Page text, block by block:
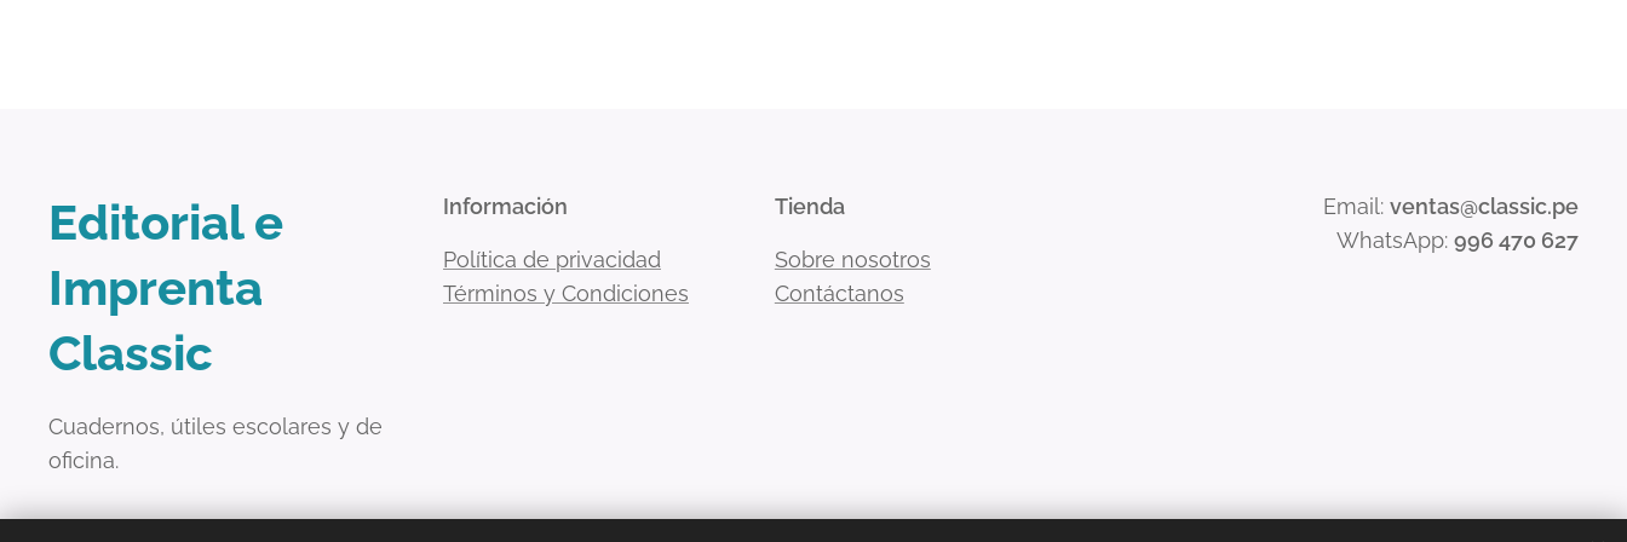
Editorial e
Imprenta
Classic
Cuadernos, útiles escolares y de
oficina.
Información
Política de privacidad
Términos y Condiciones
Tienda
Sobre nosotros
Contáctanos
Email: ventas@classic.pe
WhatsApp: 996 470 627